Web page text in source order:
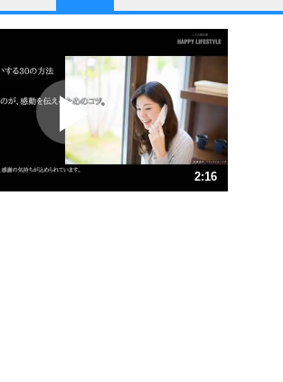
他人と比べない。
いっそのこと、他人を見ない。
プラス思考
ポジティブになれない原因は、行動
しないから。
ポジティブ思考になる30の方法
ストレス対策
2:16